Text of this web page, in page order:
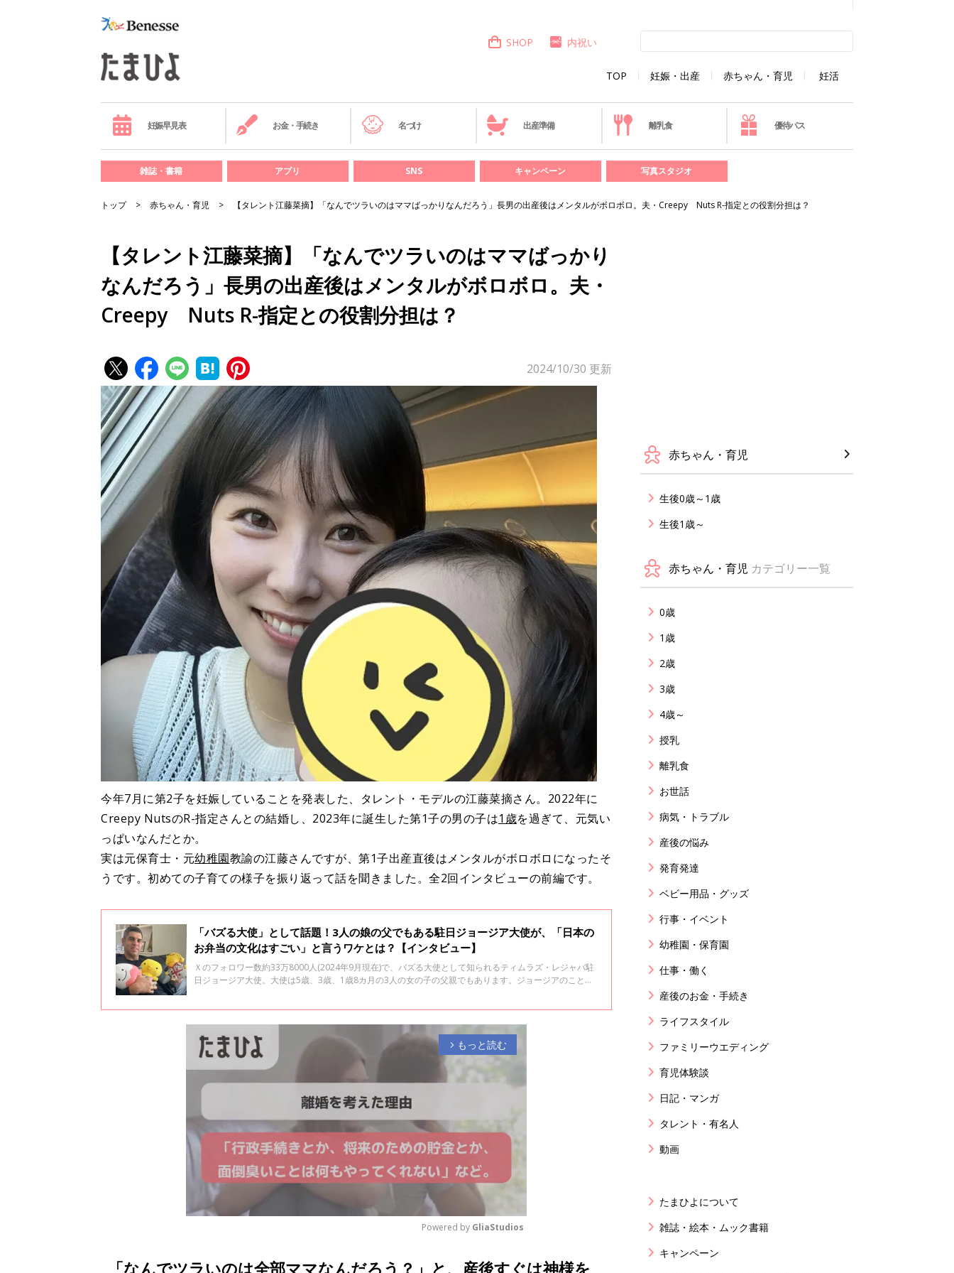
TOP 妊娠・出産 赤ちゃん・育児 妊活
SHOP 内祝い
妊娠早見表 お金・手続き 名づけ 出産準備 離乳食 優待パス
雑誌・書籍 アプリ SNS キャンペーン 写真スタジオ
トップ 赤ちゃん・育児 【タレント江藤菜摘】「なんでツラいのはママばっかりなんだろう」長男の出産後はメンタルがボロボロ。夫・Creepy Nuts R-指定との役割分担は？
【タレント江藤菜摘】「なんでツラいのはママばっかり
なんだろう」長男の出産後はメンタルがボロボロ。夫・
Creepy Nuts R-指定との役割分担は？
2024/10/30 更新
今年7月に第2子を妊娠していることを発表した、タレント・モデルの江藤菜摘さん。2022年に
Creepy NutsのR-指定さんとの結婚し、2023年に誕生した第1子の男の子は1歳を過ぎて、元気い
っぱいなんだとか。
実は元保育士・元幼稚園教諭の江藤さんですが、第1子出産直後はメンタルがボロボロになったそ
うです。初めての子育ての様子を振り返って話を聞きました。全2回インタビューの前編です。
「バズる大使」として話題！3人の娘の父でもある駐日ジョージア大使が、「日本の
お弁当の文化はすごい」と言うワケとは？【インタビュー】
Ｘのフォロワー数約33万8000人(2024年9月現在)で、バズる大使として知られるティムラズ・レジャバ駐
日ジョージア大使。大使は5歳、3歳、1歳8カ月の3人の女の子の父親でもあります。ジョージアのことや
arrow_forward_ios もっと読む
M
Powered by GliaStudios
「なんでツラいのは全部ママなんだろう？」と、産後すぐは神様を
赤ちゃん・育児
生後0歳～1歳
生後1歳～
赤ちゃん・育児 カテゴリー一覧
0歳
1歳
2歳
3歳
4歳～
授乳
離乳食
お世話
病気・トラブル
産後の悩み
発育発達
ベビー用品・グッズ
行事・イベント
幼稚園・保育園
仕事・働く
産後のお金・手続き
ライフスタイル
ファミリーウエディング
育児体験談
日記・マンガ
タレント・有名人
動画
たまひよについて
雑誌・絵本・ムック書籍
キャンペーン